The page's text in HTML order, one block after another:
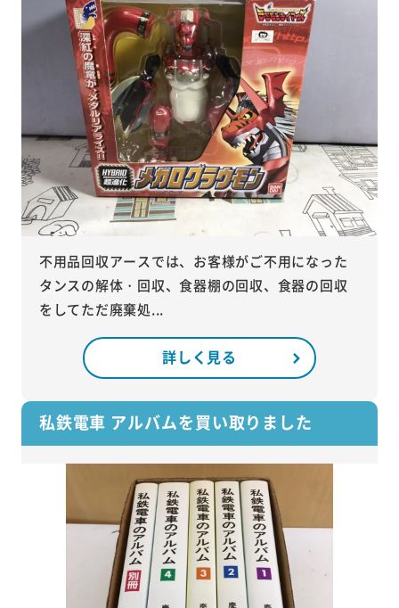
不用品回収アースでは、お客様がご不用になった
タンスの解体・回収、食器棚の回収、食器の回収
をしてただ廃棄処...
詳しく見る
私鉄電車 アルバムを買い取りました